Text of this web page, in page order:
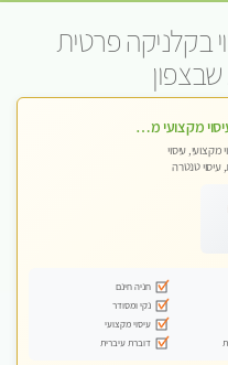
בקלניקה פרטית
חדש חדש עיסוי מקצועי מפנק עיסוי עם אבנים חמות. מעסה עם תעודות. טיפול מרגיע משוחרר באווירה נעימה נקיה ומסודרת
מקצועי, עיסוי
עיסוי טנטרה
חניה חינם
נקי ומסודר
עיסוי מקצועי
דוברת עיברית